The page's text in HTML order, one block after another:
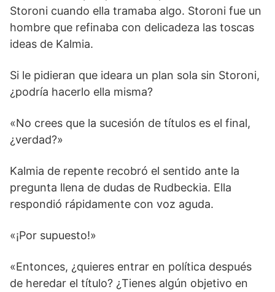
Storoni cuando ella tramaba algo. Storoni fue un
hombre que refinaba con delicadeza las toscas
ideas de Kalmia.
Si le pidieran que ideara un plan sola sin Storoni,
¿podría hacerlo ella misma?
«No crees que la sucesión de títulos es el final,
¿verdad?»
Kalmia de repente recobró el sentido ante la
pregunta llena de dudas de Rudbeckia. Ella
respondió rápidamente con voz aguda.
«¡Por supuesto!»
«Entonces, ¿quieres entrar en política después
de heredar el título? ¿Tienes algún objetivo en